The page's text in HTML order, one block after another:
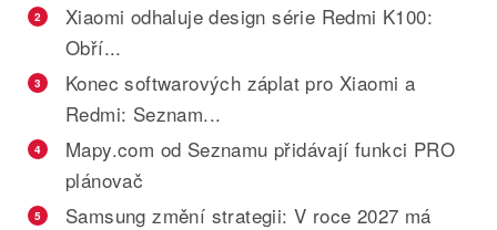
2
Xiaomi odhaluje design série Redmi K100:
Obří...
3
Konec softwarových záplat pro Xiaomi a
Redmi: Seznam...
4
Mapy.com od Seznamu přidávají funkci PRO
plánovač
5
Samsung změní strategii: V roce 2027 má